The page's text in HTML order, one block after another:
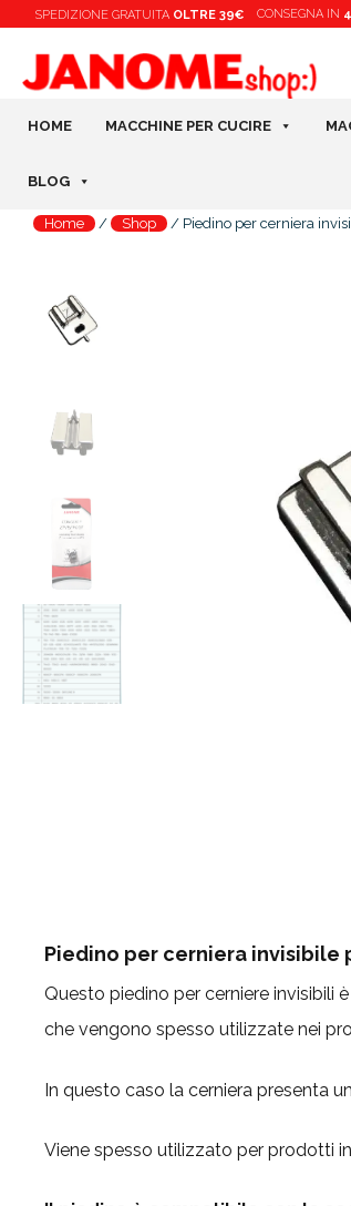
contenuto
SPEDIZIONE GRATUITA OLTRE 39€ CONSEGNA IN
HOME MACCHINE PER CUCIRE
BLOG
Home / Shop / Piedino per cerniera
Piedino per cerniera invisibile
Questo piedino per cerniere invisibili
che vengono spesso utilizzate nei
In questo caso la cerniera presenta
Viene spesso utilizzato per prodotti